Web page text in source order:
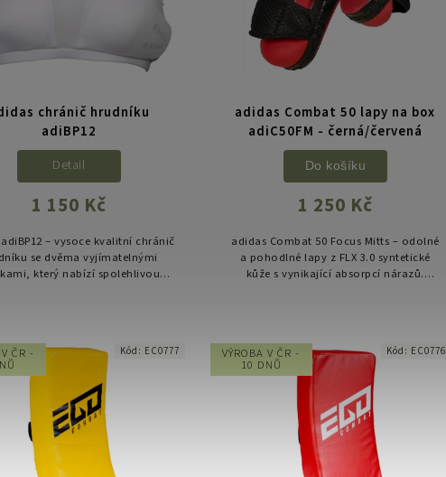
chránič hrudníku
adiBP12
1 150 Kč
Detail
– vysoce kvalitní chránič
se dvěma vyjímatelnými
který nabízí spolehlivou
adidas Combat 50 lapy na box
adiC50FM - černá/červená
1 250 Kč
Do košíku
adidas Combat 50 Focus Mitts – odolné
a pohodlné lapy z FLX 3.0 syntetické
kůže s vynikající absorpcí nárazů.
ČR - Kód: EC0777 VÝROBA V ČR -
10 DNŮ
Kód: EC0776